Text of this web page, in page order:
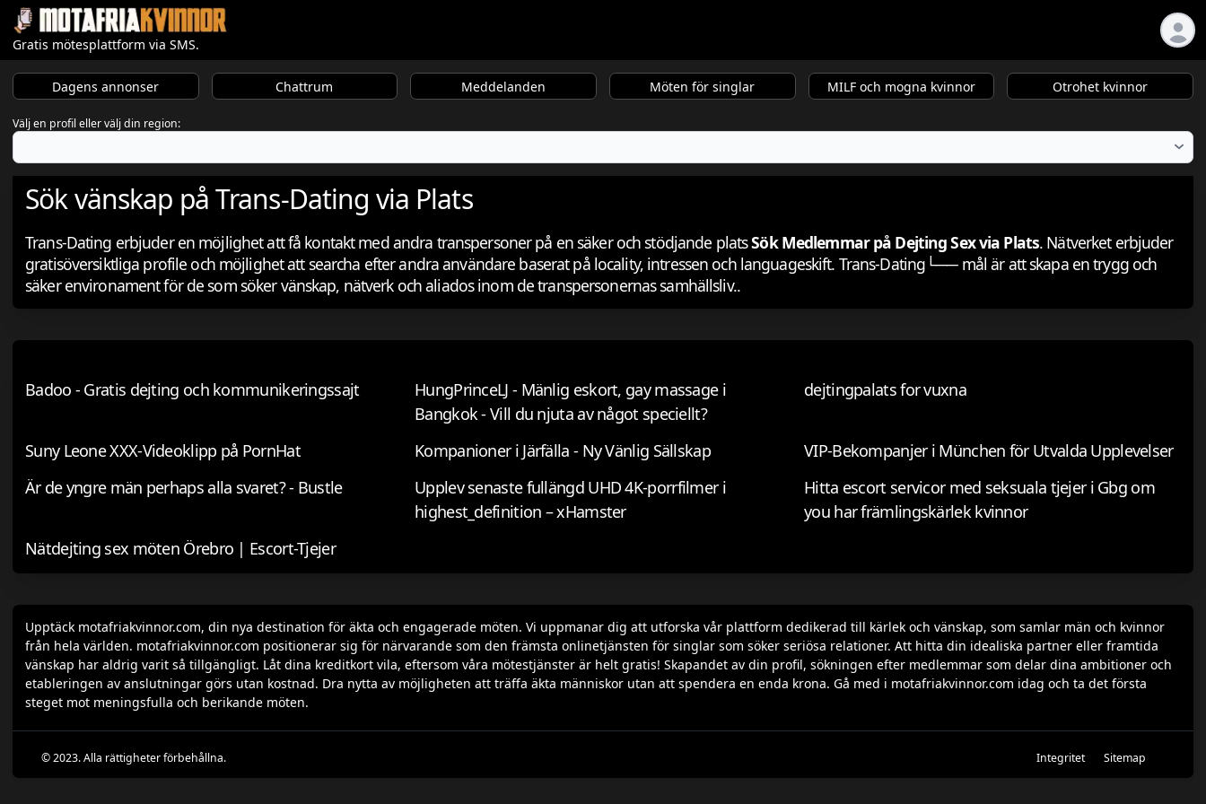
Gratis mötesplattform via SMS.
Dagens annonser Chattrum Meddelanden Möten för singlar MILF och mogna kvinnor Otrohet kvinnor
Välj en profil eller välj din region:
Sök vänskap på Trans-Dating via Plats
Trans-Dating erbjuder en möjlighet att få kontakt med andra transpersoner på en säker och stödjande platsSök Medlemmar på Dejting Sex via Plats. Nätverket erbjuder
gratisöversiktliga profile och möjlighet att searcha efter andra användare baserat på locality, intressen och languageskift. Trans-Dating└── mål är att skapa en trygg och
säker environament för de som söker vänskap, nätverk och aliados inom de transpersonernas samhällsliv..
Badoo - Gratis dejting och kommunikeringssajt
HungPrinceLJ - Mänlig eskort, gay massage i
Bangkok - Vill du njuta av något speciellt?
dejtingpalats for vuxna
Suny Leone XXX-Videoklipp på PornHat Kompanioner i Järfälla - Ny Vänlig Sällskap
VIP-Bekompanjer i München för Utvalda Upplevelser
Är de yngre män perhaps alla svaret? - Bustle
Upplev senaste fullängd UHD 4K-porrfilmer i
highest_definition – xHamster
Hitta escort servicor med seksuala tjejer i Gbg om
you har främlingskärlek kvinnor
Nätdejting sex möten Örebro | Escort-Tjejer
Upptäck motafriakvinnor.com, din nya destination för äkta och engagerade möten. Vi uppmanar dig att utforska vår plattform dedikerad till kärlek och vänskap, som samlar män och kvinnor
från hela världen. motafriakvinnor.com positionerar sig för närvarande som den främsta onlinetjänsten för singlar som söker seriösa relationer. Att hitta din idealiska partner eller framtida
vänskap har aldrig varit så tillgängligt. Låt dina kreditkort vila, eftersom våra mötestjänster är helt gratis! Skapandet av din profil, sökningen efter medlemmar som delar dina ambitioner och
etableringen av anslutningar görs utan kostnad. Dra nytta av möjligheten att träffa äkta människor utan att spendera en enda krona. Gå med i motafriakvinnor.com idag och ta det första
steget mot meningsfulla och berikande möten.
© 2023. Alla rättigheter förbehållna. Integritet Sitemap